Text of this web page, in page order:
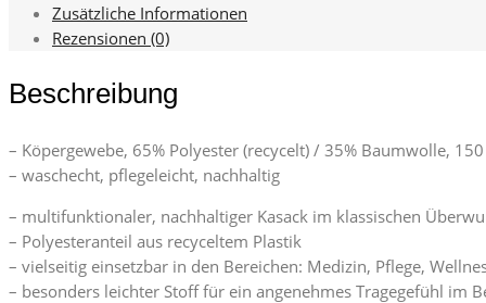
Zusätzliche Informationen
Rezensionen (0)
Beschreibung
– Köpergewebe, 65% Polyester (recycelt) / 35% Baumwolle,
– waschecht, pflegeleicht, nachhaltig
– multifunktionaler, nachhaltiger Kasack im klassischen
– Polyesteranteil aus recyceltem Plastik
– vielseitig einsetzbar in den Bereichen: Medizin, Pflege,
– besonders leichter Stoff für ein angenehmes Tragegefühl im